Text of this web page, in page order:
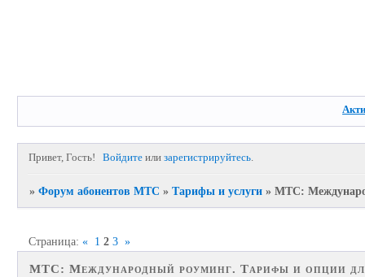
Привет, Гость! Войдите илизарегистрируйтесь.
»Форум абонентов МТС »Тарифы и услуги »МТС:
МТС: Международный роуминг. Тарифы и опции
Страница:« 1 2 3 »